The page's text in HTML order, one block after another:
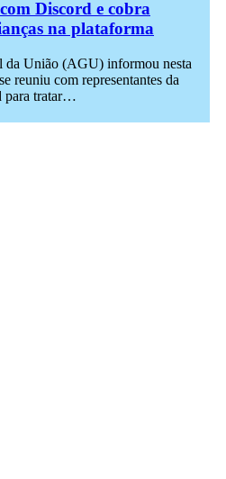
Discord e cobra
na plataforma
da União (AGU) informou nesta
reuniu com representantes da
para tratar…